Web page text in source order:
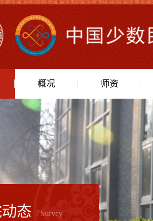
概况 师资
态 / Survey